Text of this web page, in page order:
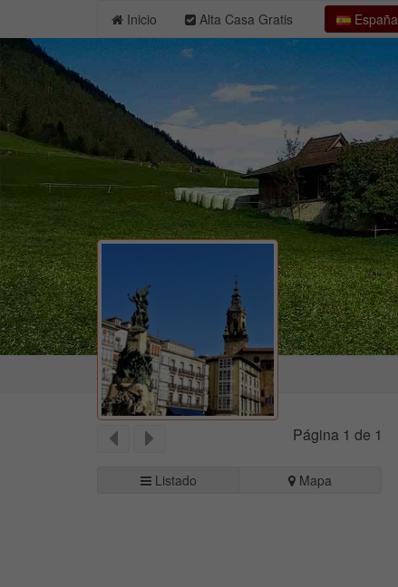
Inicio Alta Casa Gratis España
Página 1 de 1
Listado Mapa